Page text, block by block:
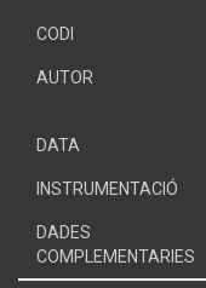
CODI
AUTOR
DATA
INSTRUMENTACIÓ
DADES
COMPLEMENTARIES